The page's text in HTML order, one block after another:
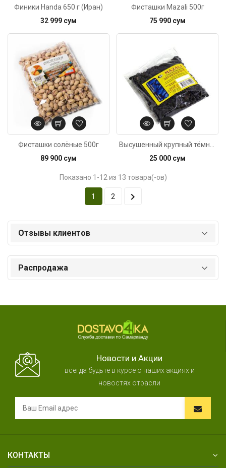
Финики Handa 650 г (Иран)
32 999 сум
Фисташки Mazali 500г
75 990 сум
Фисташки солёные 500г
89 900 сум
25 000 сум
Показано 1-12 из 13 товара(-ов)
1 2 
Отзывы клиентов
Распродажа
Новости и Акции
всегда будьте в курсе о наших акциях и
новостях отрасли
КОНТАКТЫ